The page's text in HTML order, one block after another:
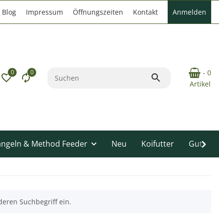
Blog Impressum Öffnungszeiten Kontakt Anmelden
0 0
- 0
Artikel
& Method Feeder Neu Koifutter
Suchbegriff ein.